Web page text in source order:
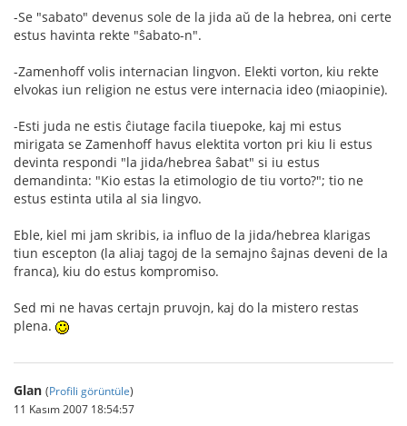
-Se "sabato" devenus sole de la jida aŭ de la hebrea, oni certe
estus havinta rekte "ŝabato-n".
-Zamenhoff volis internacian lingvon. Elekti vorton, kiu rekte
elvokas iun religion ne estus vere internacia ideo (miaopinie).
-Esti juda ne estis ĉiutage facila tiuepoke, kaj mi estus
mirigata se Zamenhoff havus elektita vorton pri kiu li estus
devinta respondi "la jida/hebrea ŝabat" si iu estus
demandinta: "Kio estas la etimologio de tiu vorto?"; tio ne
estus estinta utila al sia lingvo.
Eble, kiel mi jam skribis, ia influo de la jida/hebrea klarigas
tiun escepton (la aliaj tagoj de la semajno ŝajnas deveni de la
franca), kiu do estus kompromiso.
Sed mi ne havas certajn pruvojn, kaj do la mistero restas
plena.
Glan (Profili görüntüle)
11 Kasım 2007 18:54:57